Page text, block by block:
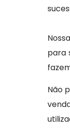
para
Não